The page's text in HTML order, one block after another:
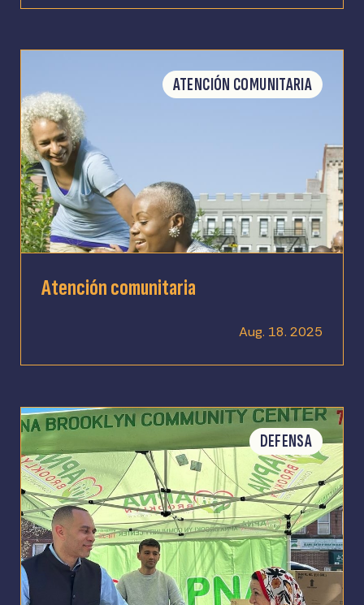
ATENCIÓN COMUNITARIA
Atención comunitaria
Aug. 18. 2025
DEFENSA